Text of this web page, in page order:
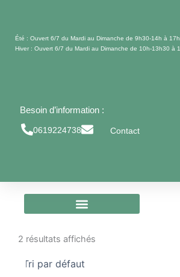
contenuÉté : Ouvert 6/7 du Mardi au Dimanche de 9h30-14h à
Hiver : Ouvert 6/7 du Mardi au Dimanche de 10h-13h30 à
Besoin d’information :
0619224738 Contact
2 résultats affichés